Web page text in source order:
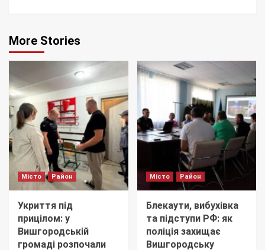
More Stories
Місто Район
Укриття під
прицілом: у
Вишгородській
громаді розпочали
Місто Район
Блекаути, вибухівка
та підступи РФ: як
поліція захищає
Вишгородську